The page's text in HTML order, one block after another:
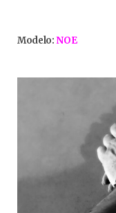
Modelo:NOE